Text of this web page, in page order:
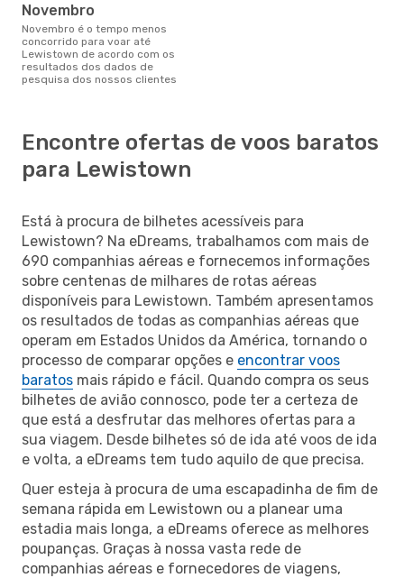
novembro
novembro é o tempo menos
concorrido para voar até
Lewistown de acordo com os
resultados dos dados de
pesquisa dos nossos clientes
Encontre ofertas de voos baratos
para Lewistown
Está à procura de bilhetes acessíveis para
Lewistown? Na eDreams, trabalhamos com mais de
690 companhias aéreas e fornecemos informações
sobre centenas de milhares de rotas aéreas
disponíveis para Lewistown. Também apresentamos
os resultados de todas as companhias aéreas que
operam em Estados Unidos da América, tornando o
processo de comparar opções e encontrar voos
baratos mais rápido e fácil. Quando compra os seus
bilhetes de avião connosco, pode ter a certeza de
que está a desfrutar das melhores ofertas para a
sua viagem. Desde bilhetes só de ida até voos de ida
e volta, a eDreams tem tudo aquilo de que precisa.
Quer esteja à procura de uma escapadinha de fim de
semana rápida em Lewistown ou a planear uma
estadia mais longa, a eDreams oferece as melhores
poupanças. Graças à nossa vasta rede de
companhias aéreas e fornecedores de viagens,